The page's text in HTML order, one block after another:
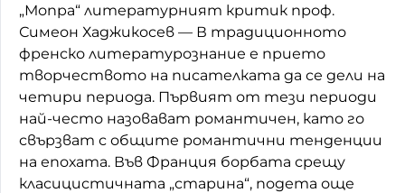
„Мопра“ литературният критик проф.
Симеон Хаджикосев — В традиционното
френско литературознание е прието
творчеството на писателката да се дели на
четири периода. Първият от тези периоди
най-често назовават романтичен, като го
свързват с общите романтични тенденции
на епохата. Във Франция борбата срещу
класицистичната „старина“, подета още